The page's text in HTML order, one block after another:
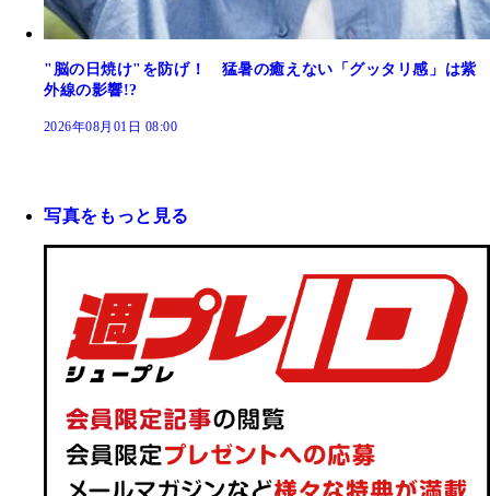
"脳の日焼け"を防げ！ 猛暑の癒えない「グッタリ感」は紫
外線の影響!?
2026年08月01日 08:00
写真をもっと見る